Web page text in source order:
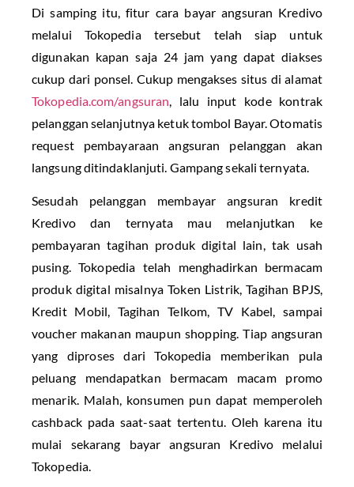
Di samping itu, fitur cara bayar angsuran Kredivo
melalui Tokopedia tersebut telah siap untuk
digunakan kapan saja 24 jam yang dapat diakses
cukup dari ponsel. Cukup mengakses situs di alamat
Tokopedia.com/angsuran , lalu input kode kontrak
pelanggan selanjutnya ketuk tombol Bayar. Otomatis
request pembayaraan angsuran pelanggan akan
langsung ditindaklanjuti. Gampang sekali ternyata.
Sesudah pelanggan membayar angsuran kredit
Kredivo dan ternyata mau melanjutkan ke
pembayaran tagihan produk digital lain, tak usah
pusing. Tokopedia telah menghadirkan bermacam
produk digital misalnya Token Listrik, Tagihan BPJS,
Kredit Mobil, Tagihan Telkom, TV Kabel, sampai
voucher makanan maupun shopping. Tiap angsuran
yang diproses dari Tokopedia memberikan pula
peluang mendapatkan bermacam macam promo
menarik. Malah, konsumen pun dapat memperoleh
cashback pada saat-saat tertentu. Oleh karena itu
mulai sekarang bayar angsuran Kredivo melalui
Tokopedia.